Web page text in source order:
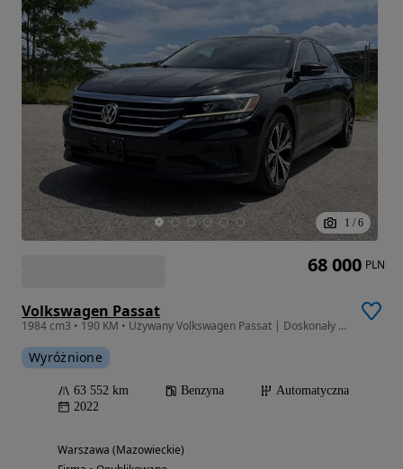
1 / 6
Volkswagen Passat
1984 cm3 • 190 KM • Używany Volkswagen Passat | Doskonały stan | Pierwszy właściciel |2022
Wyróżnione
63 552 km Benzyna
Automatyczna
2022
Warszawa (Mazowieckie)
68 000 PLN